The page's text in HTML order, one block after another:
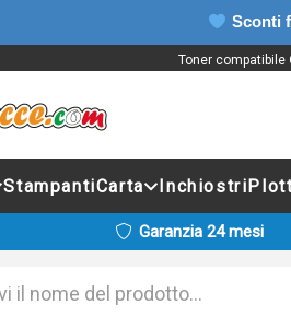
Sconti
Toner compatibile
StampantiCarta Inchiostri
Garanzia 24 mesi